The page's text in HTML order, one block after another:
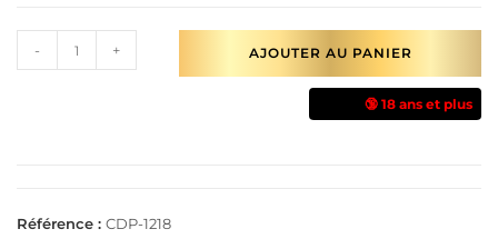
- + AJOUTER AU PANIER
🔞 18 ans et plus
Référence : CDP-1218